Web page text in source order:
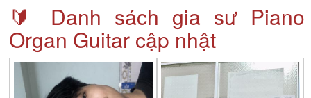
🔰 Danh sách gia sư Piano
Organ Guitar cập nhật